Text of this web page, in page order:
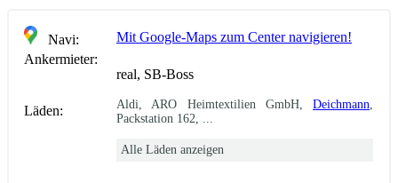
Navi:
Mit Google-Maps zum Center navigieren!
Ankermieter:
real, SB-Boss
Läden: Aldi, ARO Heimtextilien GmbH, Deichmann
Packstation 162, ...
Alle Läden anzeigen